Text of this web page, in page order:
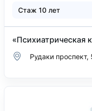
Стаж 10 лет
«Психиатрическая
Рудаки проспект,